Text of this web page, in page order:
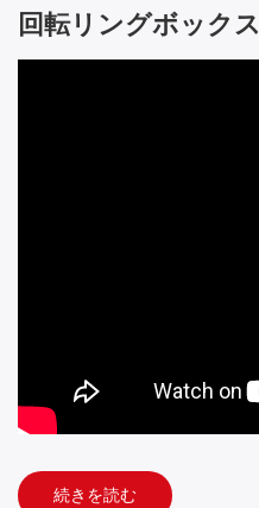
回転リングボックス
続きを読む